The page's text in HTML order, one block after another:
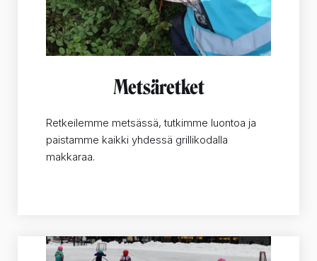
Metsäretket
Retkeilemme metsässä, tutkimme luontoa ja
paistamme kaikki yhdessä grillikodalla
makkaraa.